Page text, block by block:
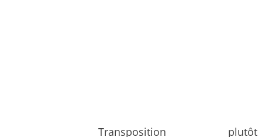
Transposition plutôt